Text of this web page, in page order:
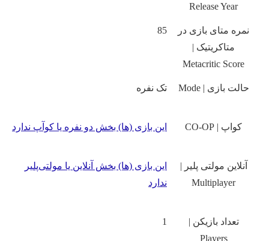
Release Year
نمره متای بازی در
متاکریتیک |
Metacritic Score
85
حالت بازی | Mode تک نفره
کواپ | CO-OP این بازی‌ (ها) بخش دو نفره یا کوآپ ندارد
آنلاین مولتی پلیر |
Multiplayer
این بازی‌ (ها) بخش آنلاین یا مولتی‌پلیر
ندارد
تعداد بازیکن |
Players
1